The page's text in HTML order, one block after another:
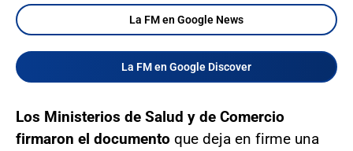
La FM en Google News
La FM en Google Discover
Los Ministerios de Salud y de Comercio
firmaron el documento que deja en firme una